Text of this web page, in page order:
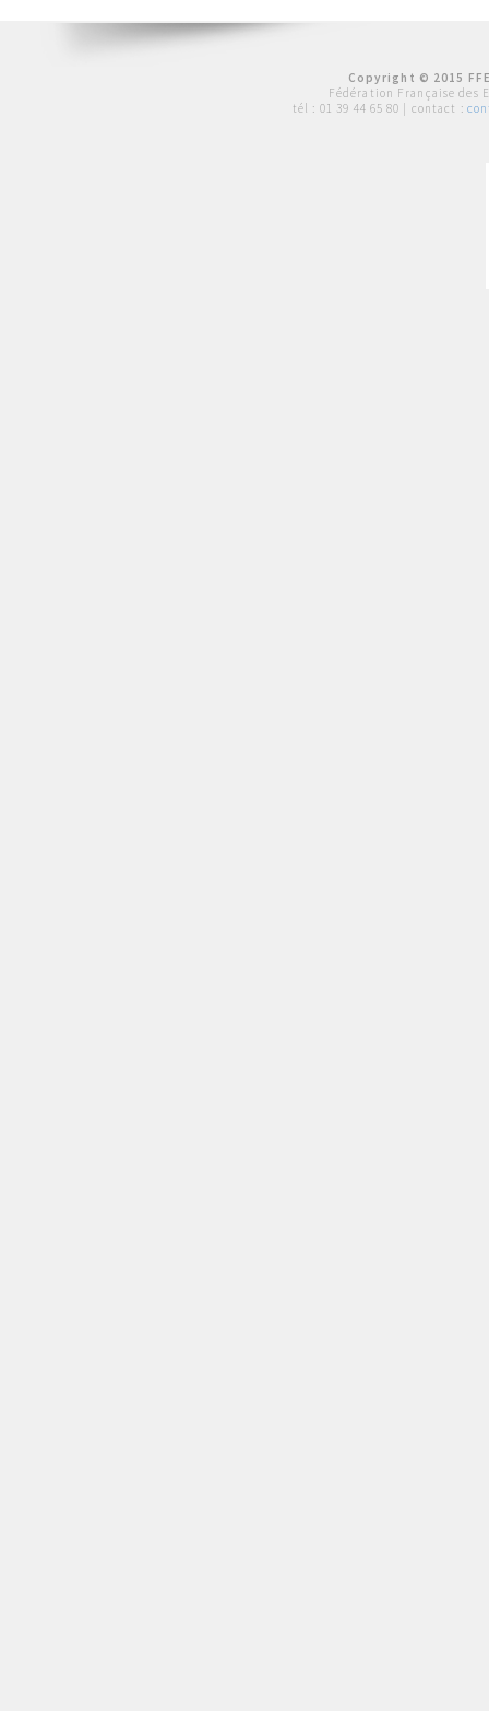
Copyright © 2015
Fédération Française des
tél : 01 39 44 65 80 | contact :